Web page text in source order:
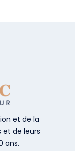
et de la
et de leurs
ans.